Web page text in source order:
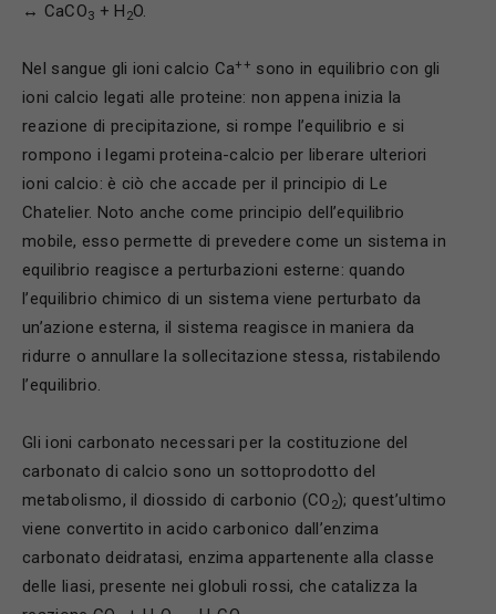
↔ CaCO3 + H 2O.
Nel sangue gli ioni calcio Ca++ sono in equilibrio con gli
ioni calcio legati alle proteine: non appena inizia la
reazione di precipitazione, si rompe l’equilibrio e si
rompono i legami proteina-calcio per liberare ulteriori
ioni calcio: è ciò che accade per il principio di Le
Chatelier. Noto anche come principio dell’equilibrio
mobile, esso permette di prevedere come un sistema in
equilibrio reagisce a perturbazioni esterne: quando
l’equilibrio chimico di un sistema viene perturbato da
un’azione esterna, il sistema reagisce in maniera da
ridurre o annullare la sollecitazione stessa, ristabilendo
l’equilibrio.
Gli ioni carbonato necessari per la costituzione del
carbonato di calcio sono un sottoprodotto del
metabolismo, il diossido di carbonio (CO 2); quest’ultimo
viene convertito in acido carbonico dall’enzima
carbonato deidratasi, enzima appartenente alla classe
delle liasi, presente nei globuli rossi, che catalizza la